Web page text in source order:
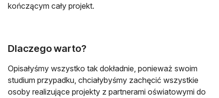
kończącym cały projekt.
Dlaczego warto?
Opisałyśmy wszystko tak dokładnie, ponieważ swoim
studium przypadku, chciałybyśmy zachęcić wszystkie
osoby realizujące projekty z partnerami oświatowymi do